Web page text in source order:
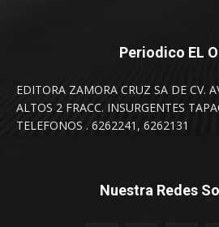
Periodico EL
EDITORA ZAMORA CRUZ SA DE CV.
ALTOS 2 FRACC. INSURGENTES
TELEFONOS . 6262241, 6262131
Nuestra Redes